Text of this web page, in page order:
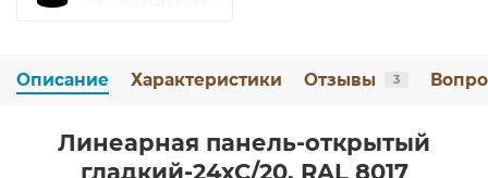
Описание Характеристики Отзывы 3
Линеарная панель-открытый
гладкий-24хС/20, RAL 8017